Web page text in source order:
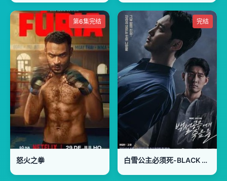
第6集完结
怒火之拳
完结
白雪公主必须死-BLACK OUT